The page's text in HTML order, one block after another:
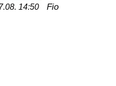
14:50 Fio